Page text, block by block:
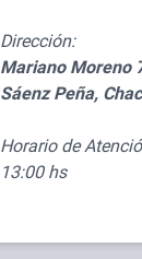
Dirección:
Mariano Moreno
Sáenz Peña,
Horario de
13:00 hs